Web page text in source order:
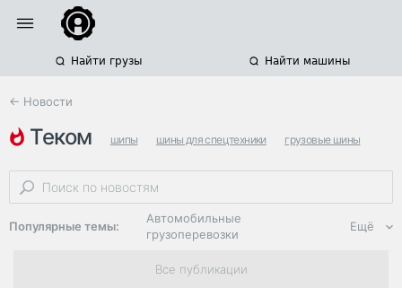
Найти грузы Найти машины
← Новости
теком шипы шины для спецтехники грузовые шины
Популярные темы:
Автомобильные
грузоперевозки
Региональная
логистика
Ещё
Все публикации